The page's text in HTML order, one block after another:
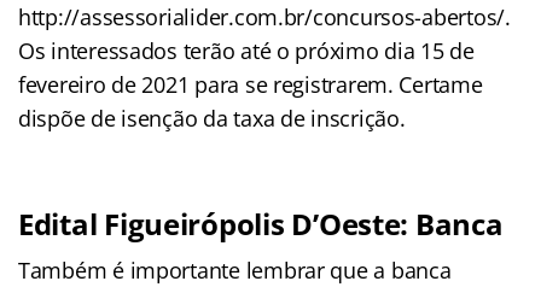
http://assessorialider.com.br/concursos-abertos/.
Os interessados terão até o próximo dia 15 de
fevereiro de 2021 para se registrarem. Certame
dispõe de isenção da taxa de inscrição.
Edital Figueirópolis D’Oeste: Banca
Também é importante lembrar que a banca